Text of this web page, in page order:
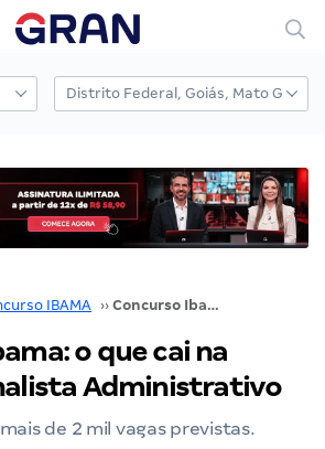
IBAMA ›› Concurso Ibama: o que cai na prova de Analista Administrativo
o que cai na
Administrativo
de 2 mil vagas previstas.